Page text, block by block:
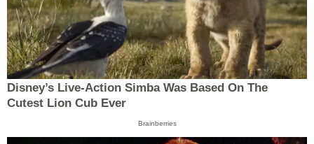
Disney’s Live-Action Simba Was Based On The
Cutest Lion Cub Ever
Brainberries